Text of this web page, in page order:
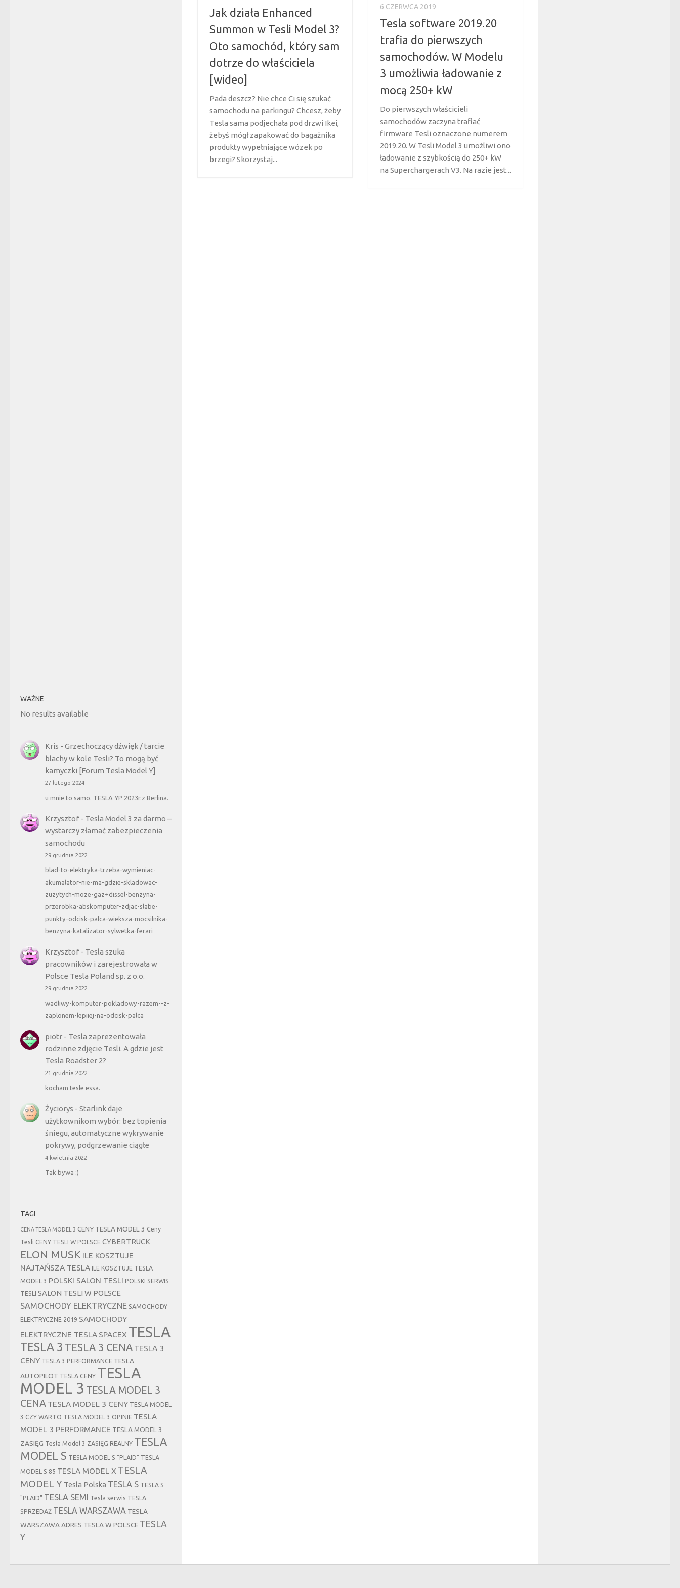
Jak działa Enhanced
Summon w Tesli Model 3?
Oto samochód, który sam
dotrze do właściciela
[wideo]
Pada deszcz? Nie chce Ci się szukać
samochodu na parkingu? Chcesz, żeby
Tesla sama podjechała pod drzwi Ikei,
żebyś mógł zapakować do bagażnika
produkty wypełniające wózek po
brzegi? Skorzystaj...
6 CZERWCA 2019
Tesla software 2019.20
trafia do pierwszych
samochodów. W Modelu
3 umożliwia ładowanie z
mocą 250+ kW
Do pierwszych właścicieli
samochodów zaczyna trafiać
firmware Tesli oznaczone numerem
2019.20. W Tesli Model 3 umożliwi ono
ładowanie z szybkością do 250+ kW
na Superchargerach V3. Na razie jest...
WAŻNE
No results available
Kris - Grzechoczący dźwięk / tarcie
blachy w kole Tesli? To mogą być
kamyczki [Forum Tesla Model Y]
27 lutego 2024
u mnie to samo. TESLA YP 2023r.z Berlina.
Krzysztof- Tesla Model 3 za darmo –
wystarczy złamać zabezpieczenia
samochodu
29 grudnia 2022
blad-to-elektryka-trzeba-wymieniac-
akumalator-nie-ma-gdzie-skladowac-
zuzytych-moze-gaz+dissel-benzyna-
przerobka-abskomputer-zdjac-slabe-
punkty-odcisk-palca-wieksza-mocsilnika-
benzyna-katalizator-sylwetka-ferari
Krzysztof- Tesla szuka
pracowników i zarejestrowała w
Polsce Tesla Poland sp. z o.o.
29 grudnia 2022
wadliwy-komputer-pokladowy-razem--z-
zaplonem-lepiiej-na-odcisk-palca
piotr- Tesla zaprezentowała
rodzinne zdjęcie Tesli. A gdzie jest
Tesla Roadster 2?
21 grudnia 2022
kocham tesle essa.
Życiorys - Starlink daje
użytkownikom wybór: bez topienia
śniegu, automatyczne wykrywanie
pokrywy, podgrzewanie ciągłe
4 kwietnia 2022
Tak bywa :)
TAGI
CENA TESLA MODEL 3 CENY TESLA MODEL 3 Ceny
Tesli CENY TESLI W POLSCE CYBERTRUCK
ELON MUSK ILE KOSZTUJE
NAJTAŃSZA TESLA
ILE KOSZTUJE TESLA
MODEL 3 POLSKI SALON TESLI POLSKI SERWIS
TESLI
SALON TESLI W POLSCE
SAMOCHODY ELEKTRYCZNE SAMOCHODY
ELEKTRYCZNE 2019 SAMOCHODY
ELEKTRYCZNE TESLA SPACEX TESLA
TESLA 3 TESLA 3 CENA TESLA 3
CENY TESLA 3 PERFORMANCE TESLA
AUTOPILOT TESLA CENY TESLA
MODEL 3 TESLA MODEL 3
CENA TESLA MODEL 3 CENY TESLA MODEL
3 CZY WARTO TESLA MODEL 3 OPINIE TESLA
MODEL 3 PERFORMANCE TESLA MODEL 3
ZASIĘG Tesla Model 3 ZASIĘG REALNY TESLA
MODEL S TESLA MODEL S "PLAID" TESLA
MODEL S 85 TESLA MODEL X TESLA
MODEL Y Tesla Polska TESLA S TESLA S
"PLAID" TESLA SEMI Tesla serwis TESLA
SPRZEDAŻ TESLA WARSZAWA TESLA
WARSZAWA ADRES TESLA W POLSCE TESLA
Y